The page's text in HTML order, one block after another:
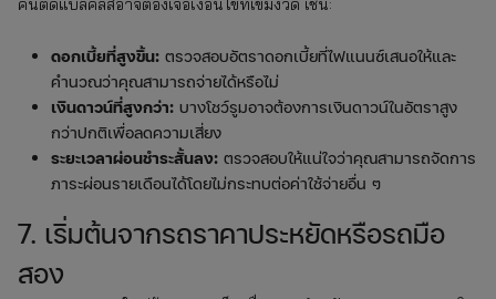
คนติดแบล็คลิสอาจต้องเจอเงื่อนไขที่เข้มงวด เช่น:
ดอกเบี้ยที่สูงขึ้น: ตรวจสอบอัตราดอกเบี้ยที่ไฟแนนซ์เสนอให้และ
คำนวณว่าคุณสามารถจ่ายได้หรือไม่
เงินดาวน์ที่สูงกว่า: บางโชว์รูมอาจต้องการเงินดาวน์ในอัตราสูง
กว่าปกติเพื่อลดความเสี่ยง
ระยะเวลาผ่อนชำระสั้นลง: ตรวจสอบให้แน่ใจว่าคุณสามารถจัดการ
ภาระผ่อนรายเดือนได้โดยไม่กระทบต่อค่าใช้จ่ายอื่น ๆ
7. เริ่มต้นจากรถราคาประหยัดหรือรถมือ
สอง